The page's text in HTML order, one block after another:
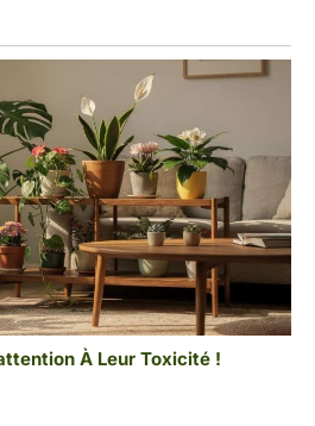
À Leur Toxicité !